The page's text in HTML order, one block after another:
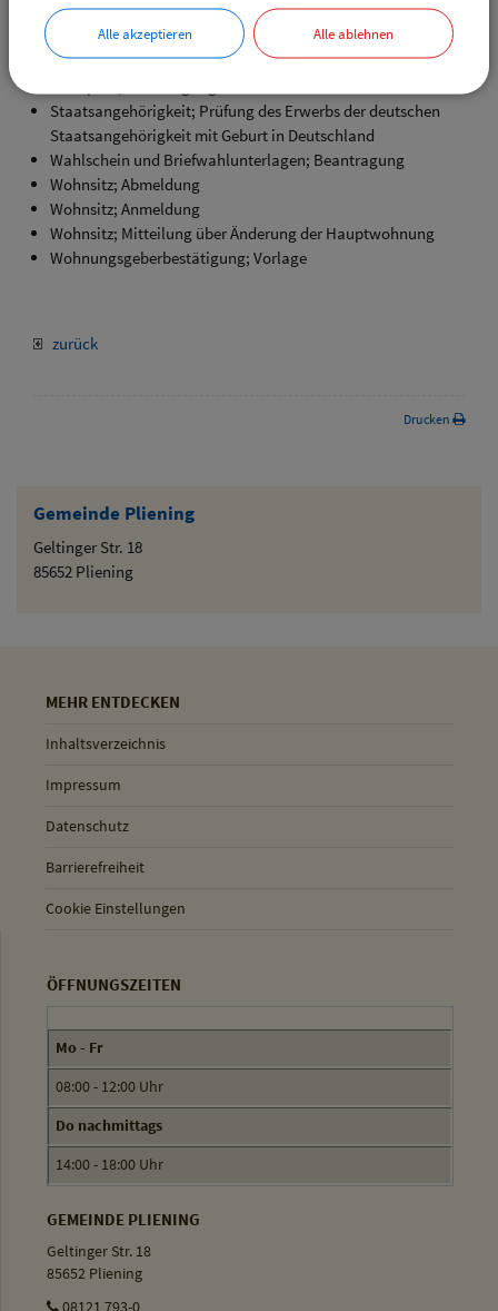
Gemeinde Pliening
Geltinger Str. 18
85652 Pliening
Tätigkeit
Reisepass; Anzeige des Verlustes und des Wiederauffindens
Reisepass; Auskunft über den Bearbeitungsstand
Staatsangehörigkeit; Prüfung des Erwerbs der deutschen
Staatsangehörigkeit mit Geburt in Deutschland
Wahlschein und Briefwahlunterlagen; Beantragung
Wohnsitz; Abmeldung
Wohnsitz; Anmeldung
Wohnsitz; Mitteilung über Änderung der Hauptwohnung
Wohnungsgeberbestätigung; Vorlage
zurück
Drucken
MEHR ENTDECKEN
Inhaltsverzeichnis
Impressum
Datenschutz
Barrierefreiheit
Cookie Einstellungen
ÖFFNUNGSZEITEN
Mo - Fr
08:00 - 12:00 Uhr
Do nachmittags
14:00 - 18:00 Uhr
GEMEINDE PLIENING
Geltinger Str. 18
85652 Pliening
08121 793-0
Alle akzeptieren Alle ablehnen